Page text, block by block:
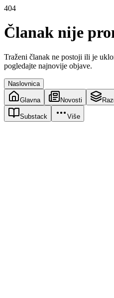
404
Članak nije
Traženi članak ne postoji ili je
pogledajte najnovije objave.
Naslovnica
Glavna Novosti
Substack Više